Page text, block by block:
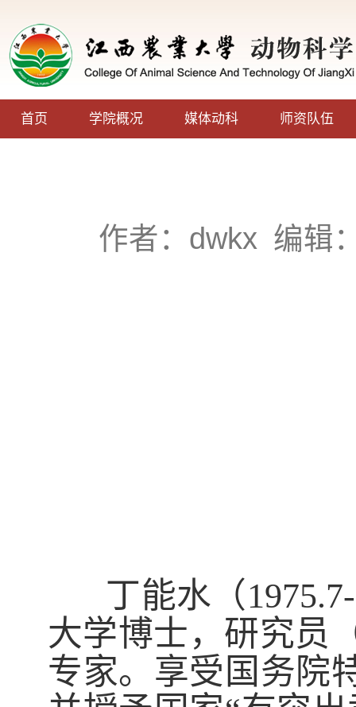
首页 学院概况 媒体动科 师资队伍
作者：dwkx 编辑
丁能水（
大学博士，研究员
专家。享受国务院